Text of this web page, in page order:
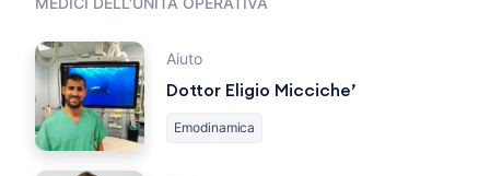
Aiuto
Dottor Eligio Micciche’
Emodinamica